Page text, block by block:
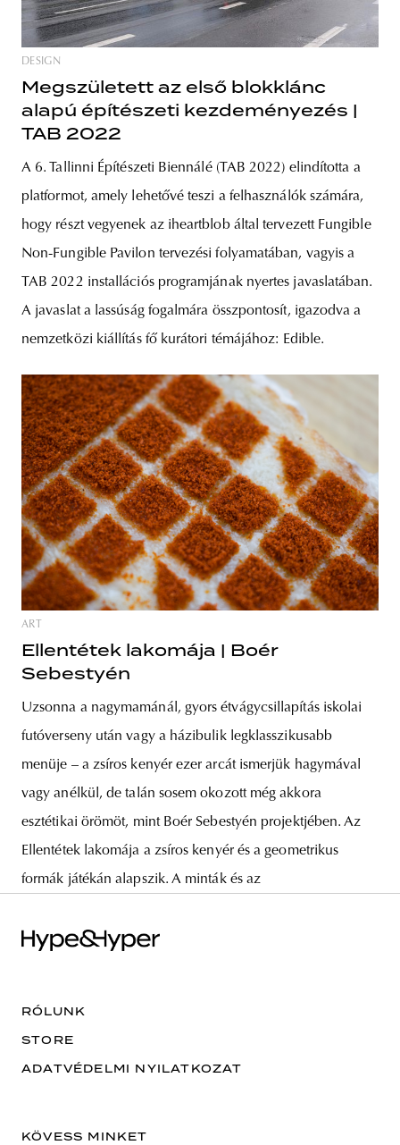
DESIGN
Megszületett az első blokklánc
alapú építészeti kezdeményezés |
TAB 2022
A 6. Tallinni Építészeti Biennálé (TAB 2022) elindította a
platformot, amely lehetővé teszi a felhasználók számára,
hogy részt vegyenek az iheartblob által tervezett Fungible
Non-Fungible Pavilon tervezési folyamatában, vagyis a
TAB 2022 installációs programjának nyertes javaslatában.
A javaslat a lassúság fogalmára összpontosít, igazodva a
nemzetközi kiállítás fő kurátori témájához: Edible.
ART
Ellentétek lakomája | Boér
Sebestyén
Uzsonna a nagymamánál, gyors étvágycsillapítás iskolai
futóverseny után vagy a házibulik legklasszikusabb
menüje – a zsíros kenyér ezer arcát ismerjük hagymával
vagy anélkül, de talán sosem okozott még akkora
esztétikai örömöt, mint Boér Sebestyén projektjében. Az
Ellentétek lakomája a zsíros kenyér és a geometrikus
formák játékán alapszik. A minták és az
RÓLUNK
STORE
ADATVÉDELMI NYILATKOZAT
KÖVESS MINKET